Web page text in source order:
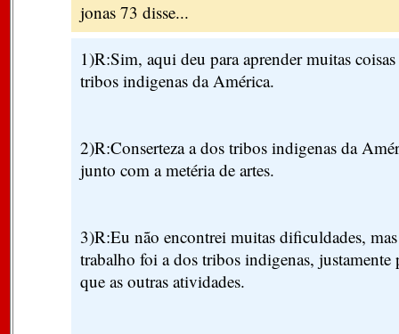
jonas 73 disse...
1)R:Sim, aqui deu para aprender muitas
tribos indigenas da América.
2)R:Conserteza a dos tribos indigenas da
junto com a metéria de artes.
3)R:Eu não encontrei muitas dificuldades,
trabalho foi a dos tribos indigenas, justamente
que as outras atividades.